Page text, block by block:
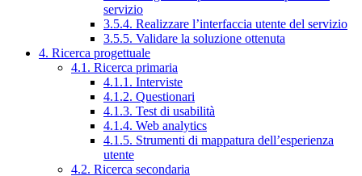
servizio
3.5.4. Realizzare l’interfaccia utente del servizio
3.5.5. Validare la soluzione ottenuta
4. Ricerca progettuale
4.1. Ricerca primaria
4.1.1. Interviste
4.1.2. Questionari
4.1.3. Test di usabilità
4.1.4. Web analytics
4.1.5. Strumenti di mappatura dell’esperienza
utente
4.2. Ricerca secondaria